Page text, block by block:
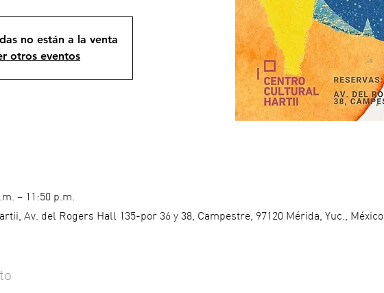
no están a la venta
otros eventos
– 11:50 p.m.
Av. del Rogers Hall 135-por 36 y 38, Campestre, 97120 Mérida, Yuc., México